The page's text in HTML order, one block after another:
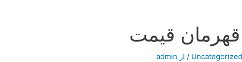
قیمت
Uncategorized / از admin